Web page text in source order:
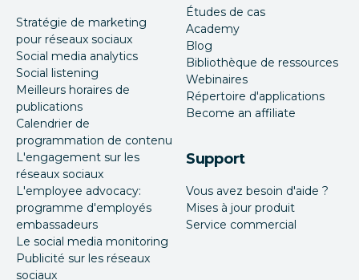
Stratégie de marketing
pour réseaux sociaux
Social media analytics
Social listening
Meilleurs horaires de
publications
Calendrier de
programmation de contenu
L'engagement sur les
réseaux sociaux
L'employee advocacy:
programme d'employés
embassadeurs
Le social media monitoring
Publicité sur les réseaux
sociaux
Études de cas
Academy
Blog
Bibliothèque de ressources
Webinaires
Répertoire d'applications
Become an affiliate
Support
Vous avez besoin d'aide ?
Mises à jour produit
Service commercial